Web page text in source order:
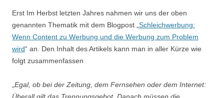
Erst Im Herbst letzten Jahres nahmen wir uns der oben
genannten Thematik mit dem Blogpost „ Schleichwerbung:
Wenn Content zu Werbung und die Werbung zum Problem
wird“ an. Den Inhalt des Artikels kann man in aller Kürze wie
folgt zusammenfassen
Egal, ob bei der Zeitung, dem Fernsehen oder dem Internet: